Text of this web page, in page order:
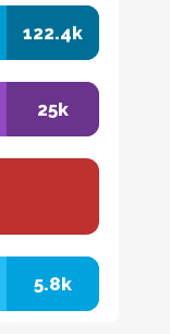
122.4k
25k
5.8k